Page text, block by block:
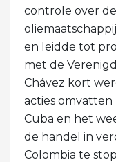
controle over
en leidde tot
met de
Chávez kort
acties omvatten
Cuba en het
de handel in
Colombia te